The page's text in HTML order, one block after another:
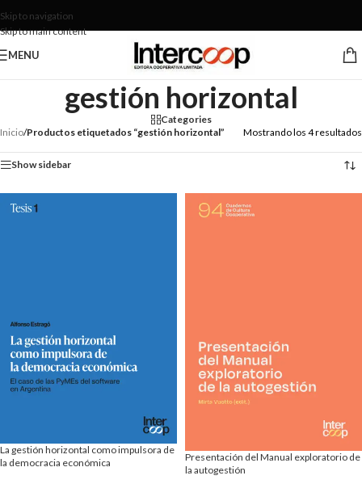
Skip to navigation
Skip to main content
MENU
gestión horizontal
Categories
Inicio/Productos etiquetados “gestión horizontal” Mostrando los 4 resultados
Show sidebar
La gestión horizontal como impulsora de
la democracia económica
Presentación del Manual exploratorio de
la autogestión